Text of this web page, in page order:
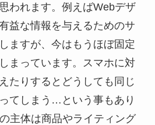
われます。例えばWebデザ
益な情報を与えるためのサ
ますが、今はもうほぼ固定
まっています。スマホに対
たりするとどうしても同じ
てしまう…という事もあり
主体は商品やライティング